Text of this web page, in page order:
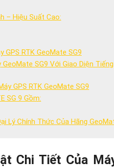
– Hiệu Suất Cao:
GPS RTK GeoMate SG9
GeoMate SG9 Với Giao Diện Tiếng
GPS RTK GeoMate SG9
SG 9 Gồm:
Lý Chính Thức Của Hãng
SG9 Ở Đâu Giá Rẻ Nhất?
Chi Tiết Của